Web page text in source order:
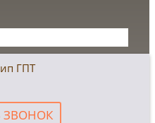
ЗВОНОК